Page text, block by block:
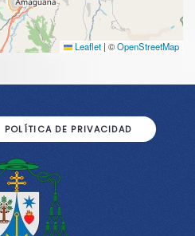
Leaflet | ©OpenStreetMap
POLÍTICA DE PRIVACIDAD